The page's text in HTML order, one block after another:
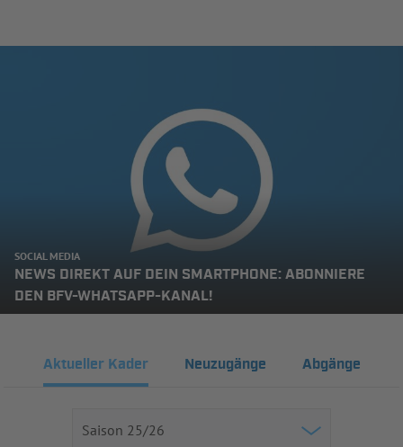
SOCIAL MEDIA
NEWS DIREKT AUF DEIN SMARTPHONE: ABONNIERE
DEN BFV-WHATSAPP-KANAL!
Aktueller Kader Neuzugänge Abgänge